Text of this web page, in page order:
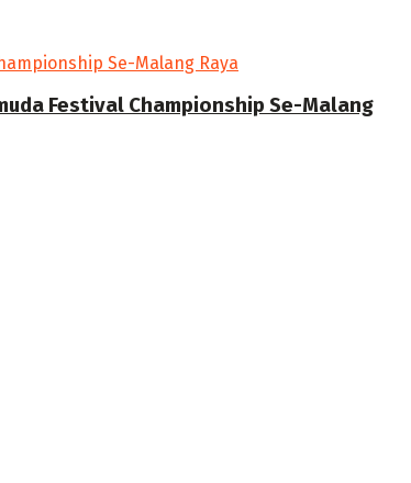
Festival Championship Se-Malang